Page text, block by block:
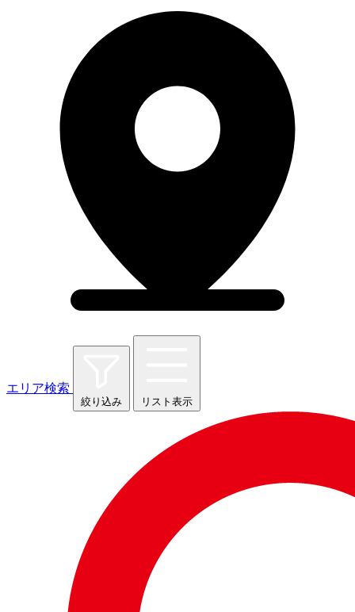
エリア検索
絞り込み リスト表示